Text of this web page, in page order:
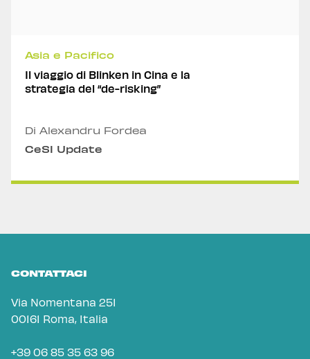
Asia e Pacifico
Il viaggio di Blinken in Cina e la
strategia del “de-risking”
Di Alexandru Fordea
CeSI Update
CONTATTACI
Via Nomentana 251
00161 Roma, Italia
+39 06 85 35 63 96